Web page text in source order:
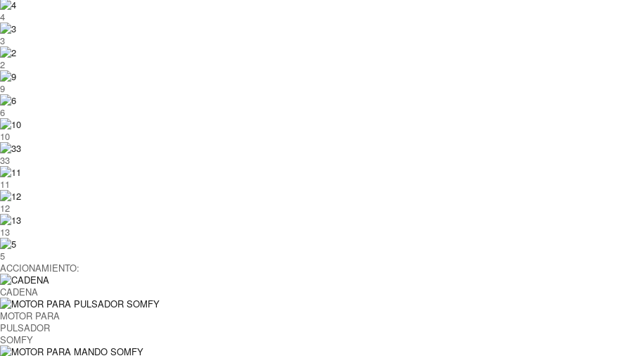
4
3
2
9
6
10
33
11
12
13
5
ACCIONAMIENTO:
CADENA
MOTOR PARA
PULSADOR
SOMFY